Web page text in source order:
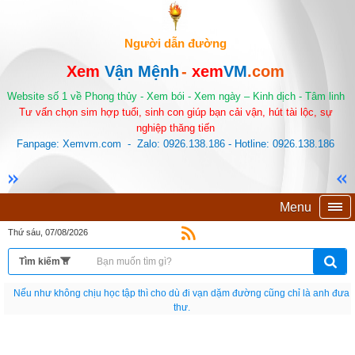
Người dẫn đường
Xem Vận Mệnh- xemVM.com
Website số 1 về Phong thủy - Xem bói - Xem ngày – Kinh dịch - Tâm linh
Tư vấn chọn sim hợp tuổi, sinh con giúp bạn cải vận, hút tài lộc, sự
nghiệp thăng tiến
Fanpage: Xemvm.com - Zalo: 0926.138.186 - Hotline: 0926.138.186
Menu
Thứ sáu, 07/08/2026
Nếu như không chịu học tập thì cho dù đi vạn dặm đường cũng chỉ là anh đưa
thư.